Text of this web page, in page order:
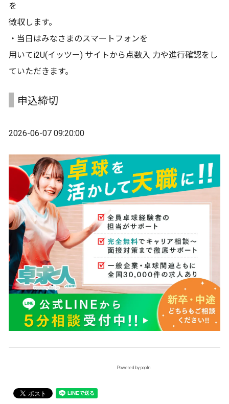
を
徴収します。
・当日はみなさまのスマートフォンを
用いてi2U(イッツー) サイトから点数入 力や進行確認をし
ていただきます。
申込締切
2026-06-07 09:20:00
Powered by popIn